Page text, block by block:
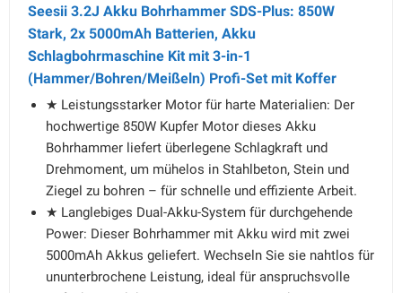
Seesii 3.2J Akku Bohrhammer SDS-Plus: 850W
Stark, 2x 5000mAh Batterien, Akku
Schlagbohrmaschine Kit mit 3-in-1
(Hammer/Bohren/Meißeln) Profi-Set mit Koffer
★ Leistungsstarker Motor für harte Materialien: Der
hochwertige 850W Kupfer Motor dieses Akku
Bohrhammer liefert überlegene Schlagkraft und
Drehmoment, um mühelos in Stahlbeton, Stein und
Ziegel zu bohren – für schnelle und effiziente Arbeit.
★ Langlebiges Dual-Akku-System für durchgehende
Power: Dieser Bohrhammer mit Akku wird mit zwei
5000mAh Akkus geliefert. Wechseln Sie sie nahtlos für
ununterbrochene Leistung, ideal für anspruchsvolle